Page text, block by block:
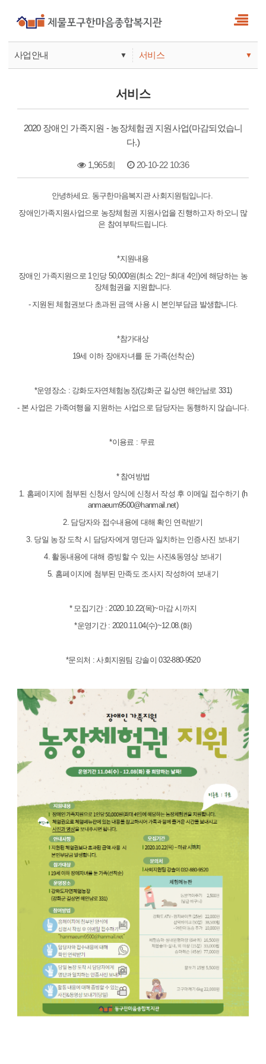
사업안내 ▼
기관안내
서비스 ▼
서비스
참여
서비스
2020 장애인 가족지원 - 농장체험권 지원사업(마감되었습니
다.)
1,965회 20-10-22 10:36
안녕하세요. 동구한마음복지관 사회지원팀입니다.
장애인가족지원사업으로 농장체험권 지원사업을 진행하고자 하오니 많
은 참여부탁드립니다.
*지원내용
장애인 가족지원으로 1인당 50,000원(최소 2인~최대 4인)에 해당하는 농
장체험권을 지원합니다.
- 지원된 체험권보다 초과된 금액 사용 시 본인부담금 발생합니다.
*참가대상
19세 이하 장애자녀를 둔 가족(선착순)
*운영장소 : 강화도자연체험농장(강화군 길상면 해안남로 331)
- 본 사업은 가족여행을 지원하는 사업으로 담당자는 동행하지 않습니다.
*이용료 : 무료
* 참여방법
1. 홈페이지에 첨부된 신청서 양식에 신청서 작성 후 이메일 접수하기 (h
anmaeum9500@hanmail.net)
2. 담당자와 접수내용에 대해 확인 연락받기
3. 당일 농장 도착 시 담당자에게 명단과 일치하는 인증사진 보내기
4. 활동내용에 대해 증빙할 수 있는 사진&동영상 보내기
5. 홈페이지에 첨부된 만족도 조사지 작성하여 보내기
* 모집기간 : 2020.10.22(목)~마감 시까지
*운영기간 : 2020.11.04(수)~12.08.(화)
*문의처 : 사회지원팀 강솔이 032-880-9520